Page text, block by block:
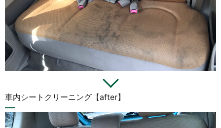
車内シートクリーニング【after】